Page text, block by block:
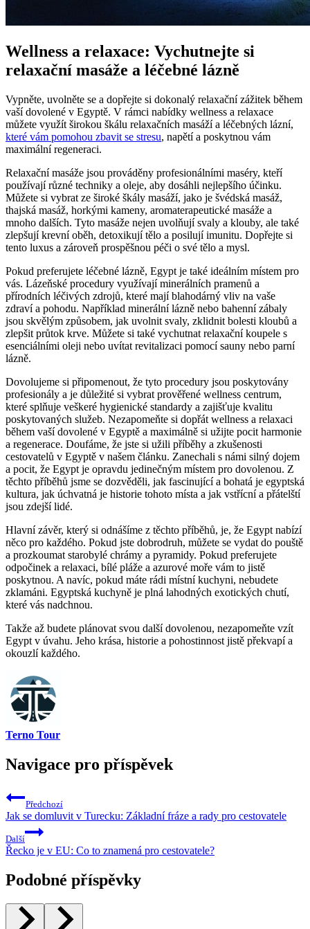
Wellness a relaxace: Vychutnejte si
relaxační masáže a léčebné lázně
Vypněte, uvolněte se a dopřejte si dokonalý relaxační zážitek během
vaší dovolené v Egyptě. V rámci nabídky wellness a relaxace
můžete využít širokou škálu relaxačních masáží a léčebných lázní,
které vám pomohou zbavit se stresu, napětí a poskytnou vám
maximální regeneraci.
Relaxační masáže jsou prováděny profesionálními maséry, kteří
používají různé techniky a oleje, aby dosáhli nejlepšího účinku.
Můžete si vybrat ze široké škály masáží, jako je švédská masáž,
thajská masáž, horkými kameny, aromaterapeutické masáže a
mnoho dalších. Tyto masáže nejen uvolňují svaly a klouby, ale také
zlepšují krevní oběh, detoxikují tělo a posilují imunitu. Dopřejte si
tento luxus a zároveň prospěšnou péči o své tělo a mysl.
Pokud preferujete léčebné lázně, Egypt je také ideálním místem pro
vás. Lázeňské procedury využívají minerálních pramenů a
přírodních léčivých zdrojů, které mají blahodárný vliv na vaše
zdraví a pohodu. Například minerální lázně nebo bahenní zábaly
jsou skvělým způsobem, jak uvolnit svaly, zklidnit bolesti kloubů a
zlepšit průtok krve. Můžete si také vychutnat relaxační koupele s
esenciálními oleji nebo uvítat revitalizaci pomocí sauny nebo parní
lázně.
Dovolujeme si připomenout, že tyto procedury jsou poskytovány
profesionály a je důležité si vybrat prověřené wellness centrum,
které splňuje veškeré hygienické standardy a zajišťuje kvalitu
poskytovaných služeb. Nezapomeňte si dopřát wellness a relaxaci
během vaší dovolené v Egyptě a maximálně si užijte pocit harmonie
a regenerace. Doufáme, že jste si užili příběhy a zkušenosti
cestovatelů v Egyptě v našem článku. Zanechali s námi silný dojem
a pocit, že Egypt je opravdu jedinečným místem pro dovolenou. Z
těchto příběhů jsme se dozvěděli, jak fascinující a bohatá je egyptská
kultura, jak úchvatná je historie tohoto místa a jak vstřícní a přátelští
jsou zdejší lidé.
Hlavní závěr, který si odnášíme z těchto příběhů, je, že Egypt nabízí
něco pro každého. Pokud jste dobrodruh, můžete se vydat do pouště
a prozkoumat starobylé chrámy a pyramidy. Pokud preferujete
odpočinek a relaxaci, bílé pláže a azurové moře vám to jistě
poskytnou. A navíc, pokud máte rádi místní kuchyni, nebudete
zklamáni. Egyptská kuchyně je plná lahodných exotických chutí,
které vás nadchnou.
Takže až budete plánovat svou další dovolenou, nezapomeňte vzít
Egypt v úvahu. Jeho krása, historie a pohostinnost jistě překvapí a
okouzlí každého.
Terno Tour
Navigace pro příspěvek
Předchozí
Jak se domluvit v Turecku: Základní fráze a rady pro cestovatele
Další
Řecko je v EU: Co to znamená pro cestovatele?
Podobné příspěvky